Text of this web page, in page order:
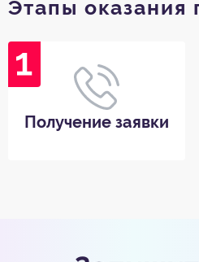
Этапы оказания
Получение заявки